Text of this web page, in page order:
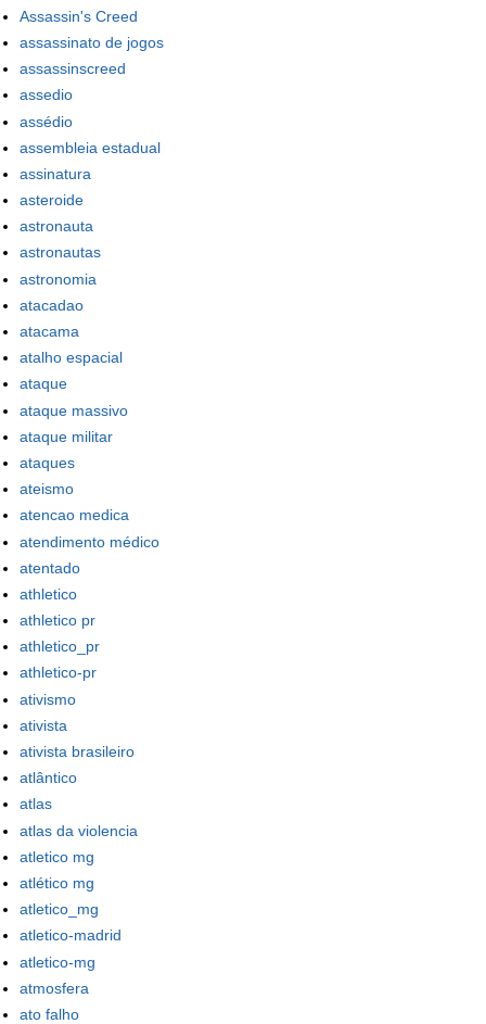
Assassin's Creed
assassinato de jogos
assassinscreed
assedio
assédio
assembleia estadual
assinatura
asteroide
astronauta
astronautas
astronomia
atacadao
atacama
atalho espacial
ataque
ataque massivo
ataque militar
ataques
ateismo
atencao medica
atendimento médico
atentado
athletico
athletico pr
athletico_pr
athletico-pr
ativismo
ativista
ativista brasileiro
atlântico
atlas
atlas da violencia
atletico mg
atlético mg
atletico_mg
atletico-madrid
atletico-mg
atmosfera
ato falho